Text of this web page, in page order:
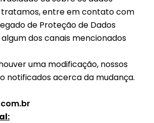
tratamos, entre em contato com
de Proteção de Dados
algum dos canais mencionados
uma modificação, nossos
notificados acerca da mudança.